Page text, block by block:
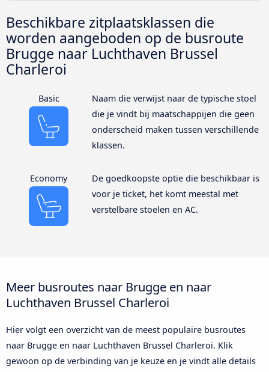
Beschikbare zitplaatsklassen die
worden aangeboden op de busroute
Brugge naar Luchthaven Brussel
Charleroi
Basic
Naam die verwijst naar de typische stoel
die je vindt bij maatschappijen die geen
onderscheid maken tussen verschillende
klassen.
Economy
De goedkoopste optie die beschikbaar is
voor je ticket, het komt meestal met
verstelbare stoelen en AC.
Meer busroutes naar Brugge en naar
Luchthaven Brussel Charleroi
Hier volgt een overzicht van de meest populaire busroutes
naar Brugge en naar Luchthaven Brussel Charleroi. Klik
gewoon op de verbinding van je keuze en je vindt alle details